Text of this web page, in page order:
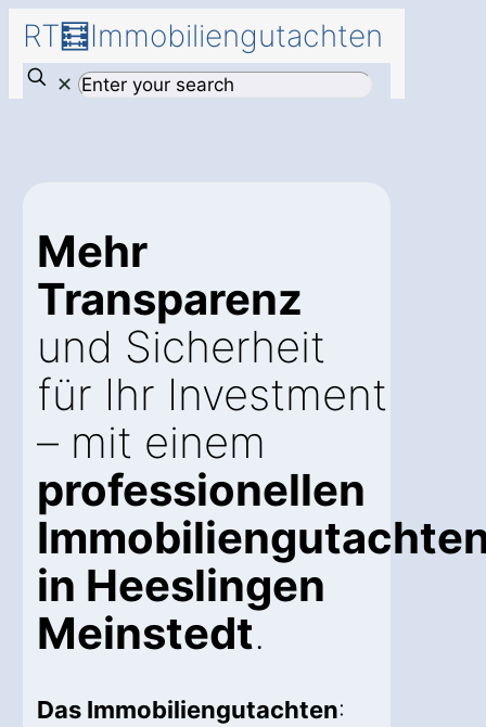
RT🧮Immobiliengutachten
✕
Mehr
Transparenz
und Sicherheit
für Ihr Investment
– mit einem
professionellen
in Heeslingen
Meinstedt.
Das Immobiliengutachten: